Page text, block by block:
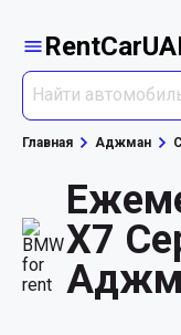
Главная Аджман
X7